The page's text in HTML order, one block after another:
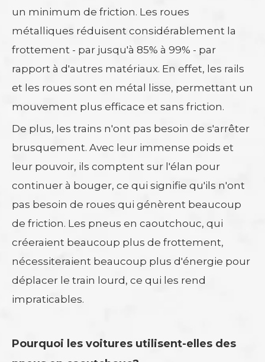
un minimum de friction. Les roues
métalliques réduisent considérablement la
frottement - par jusqu'à 85% à 99% - par
rapport à d'autres matériaux. En effet, les rails
et les roues sont en métal lisse, permettant un
mouvement plus efficace et sans friction.
De plus, les trains n'ont pas besoin de s'arrêter
brusquement. Avec leur immense poids et
leur pouvoir, ils comptent sur l'élan pour
continuer à bouger, ce qui signifie qu'ils n'ont
pas besoin de roues qui génèrent beaucoup
de friction. Les pneus en caoutchouc, qui
créeraient beaucoup plus de frottement,
nécessiteraient beaucoup plus d'énergie pour
déplacer le train lourd, ce qui les rend
impraticables.
Pourquoi les voitures utilisent-elles des